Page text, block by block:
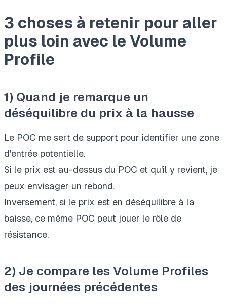
3 choses à retenir pour aller
plus loin avec le Volume
Profile
1) Quand je remarque un
déséquilibre du prix à la hausse
Le POC me sert de support pour identifier une zone
d'entrée potentielle.
Si le prix est au-dessus du POC et qu'il y revient, je
peux envisager un rebond.
Inversement, si le prix est en déséquilibre à la
baisse, ce même POC peut jouer le rôle de
résistance.
2) Je compare les Volume Profiles
des journées précédentes